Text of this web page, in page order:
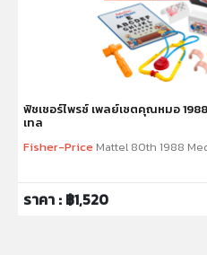
ฟิชเชอร์ไพรซ์ เพลย์เซตคุณหมอ
เทล
Fisher-Price Mattel 80th 1988
ราคา : ฿1,520